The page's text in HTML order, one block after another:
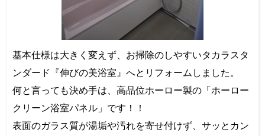
基本仕様は大きく変えず、お掃除のしやすいタカラスタ
ンダード『伸びの美浴室』へとリフォームしました。
何と言っても決め手は、高品位ホーロー製の「ホーロー
クリーン浴室パネル」です！！
表面のガラス質が湯垢や汚れを寄せ付けず、サッとカン